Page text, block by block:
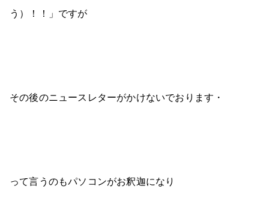
う）！！」ですが
その後のニュースレターがかけないでおります・
って言うのもパソコンがお釈迦になり